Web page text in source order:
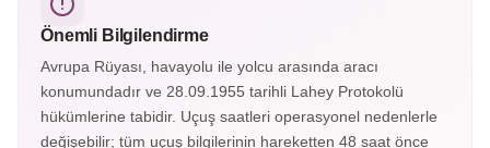
sayılır.
Önemli Bilgilendirme
Avrupa Rüyası, havayolu ile yolcu arasında aracı
konumundadır ve 28.09.1955 tarihli Lahey Protokolü
hükümlerine tabidir. Uçuş saatleri operasyonel nedenlerle
değişebilir; tüm uçuş bilgilerinin hareketten 48 saat önce